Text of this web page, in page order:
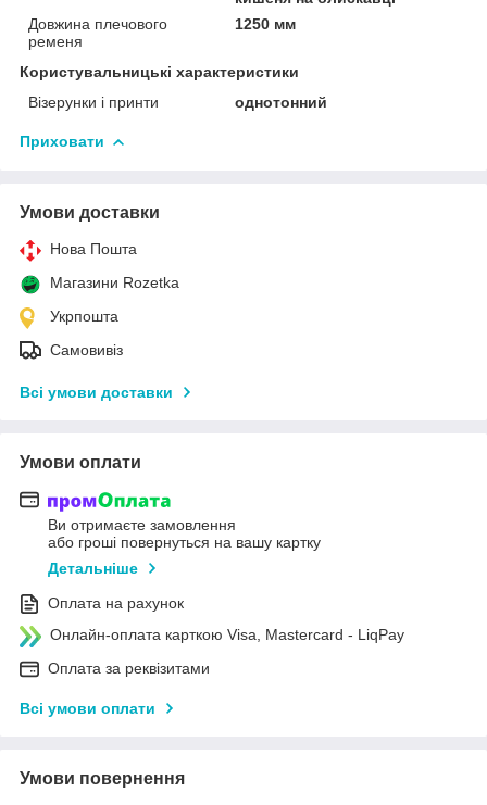
Довжина плечового
ременя
1250 мм
Користувальницькі характеристики
Візерунки і принти
однотонний
Приховати
Умови доставки
Нова Пошта
Магазини Rozetka
Укрпошта
Самовивіз
Всі умови доставки
Умови оплати
Ви отримаєте замовлення
або гроші повернуться на вашу картку
Детальніше
Оплата на рахунок
Онлайн-оплата карткою Visa, Mastercard - LiqPay
Оплата за реквізитами
Всі умови оплати
Умови повернення